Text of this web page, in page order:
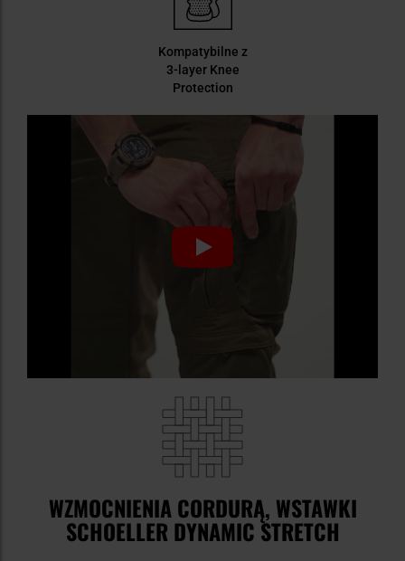
Kompatybilne z
3-layer Knee
Protection
WZMOCNIENIA CORDURĄ, WSTAWKI
SCHOELLER DYNAMIC STRETCH